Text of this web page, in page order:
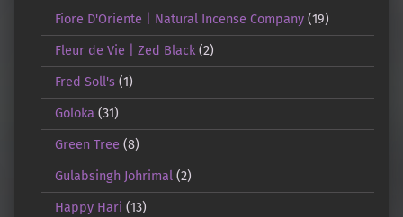
Fiore D'Oriente | Natural Incense Company(19)
Fleur de Vie | Zed Black(2)
Fred Soll's(1)
Goloka (31)
Green Tree (8)
Gulabsingh Johrimal(2)
Happy Hari (13)